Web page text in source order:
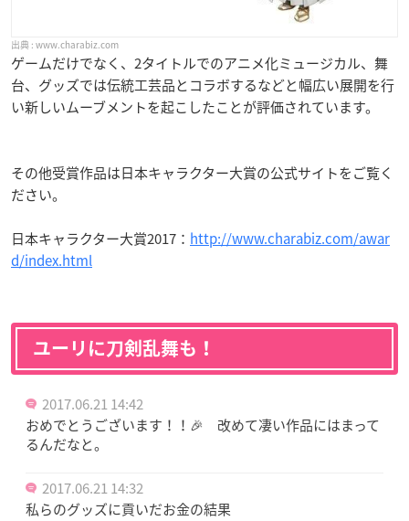
www.charabiz.com
ゲームだけでなく、2タイトルでのアニメ化ミュージカル、舞
台、グッズでは伝統工芸品とコラボするなどと幅広い展開を行
い新しいムーブメントを起こしたことが評価されています。
その他受賞作品は日本キャラクター大賞の公式サイトをご覧く
ださい。
日本キャラクター大賞2017： http://www.charabiz.com/awar
d/index.html
ユーリに刀剣乱舞も！
2017.06.21 14:42
おめでとうございます！！🎉 改めて凄い作品にはまって
るんだなと。
2017.06.21 14:32
私らのグッズに貢いだお金の結果